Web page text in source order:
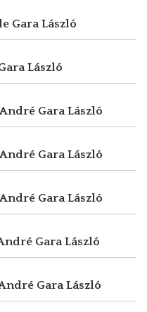
Gara László
László
Gara László
Gara László
Gara László
Gara László
Gara László